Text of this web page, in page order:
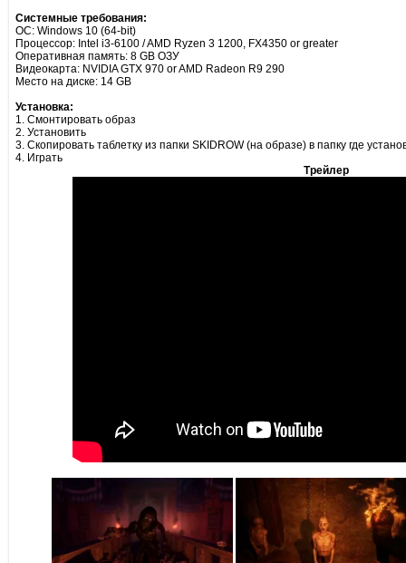
Системные требования:
ОС: Windows 10 (64-bit)
Процессор: Intel i3-6100 / AMD Ryzen 3 1200, FX4350 or greater
Оперативная память: 8 GB ОЗУ
Видеокарта: NVIDIA GTX 970 or AMD Radeon R9 290
Место на диске: 14 GB
Установка:
1. Смонтировать образ
2. Установить
3. Скопировать таблетку из папки SKIDROW (на образе) в папку где
4. Играть
Трейлер